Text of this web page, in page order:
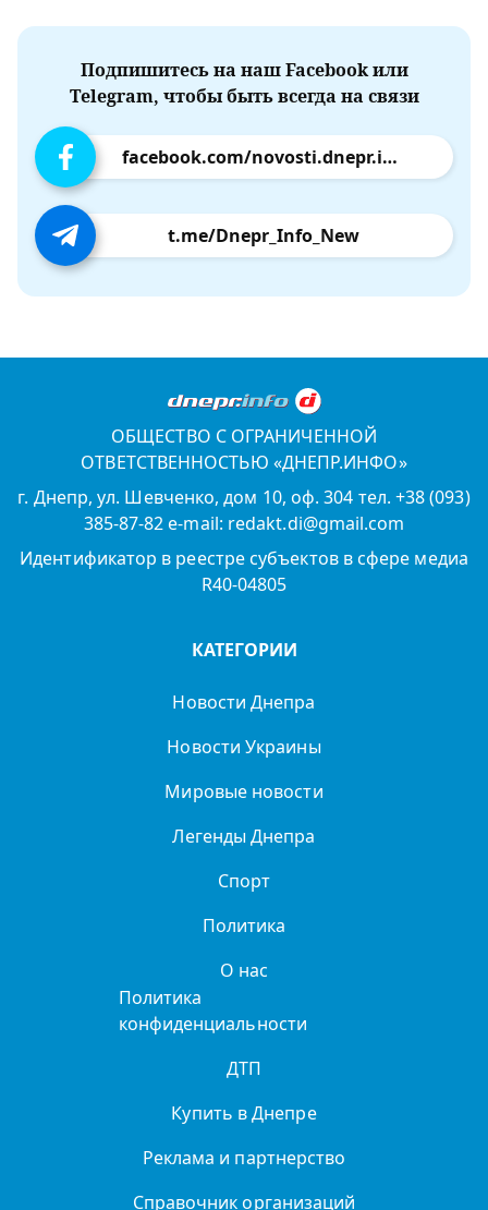
Подпишитесь на наш Facebook или
Telegram, чтобы быть всегда на связи
facebook.com/novosti.dnepr.info
t.me/Dnepr_Info_New
ОБЩЕСТВО С ОГРАНИЧЕННОЙ
ОТВЕТСТВЕННОСТЬЮ «ДНЕПР.ИНФО»
г. Днепр, ул. Шевченко, дом 10, оф. 304 тел. +38 (093)
385-87-82 e-mail: redakt.di@gmail.com
Идентификатор в реестре субъектов в сфере медиа
R40-04805
КАТЕГОРИИ
Новости Днепра
Новости Украины
Мировые новости
Легенды Днепра
Спорт
Политика
О нас
Политика
конфиденциальности
ДТП
Купить в Днепре
Реклама и партнерство
Справочник организаций